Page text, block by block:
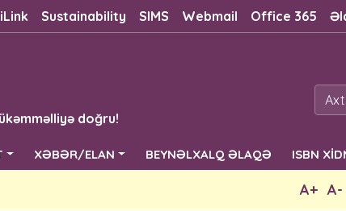
Sustainability SIMS Webmail Office 365
doğru!
XƏBƏR/ELAN BEYNƏLXALQ ƏLAQƏ ISBN
A-
A+